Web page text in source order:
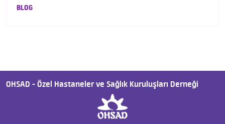
BLOG
OHSAD - Özel Hastaneler ve Sağlık Kuruluşları Derneği